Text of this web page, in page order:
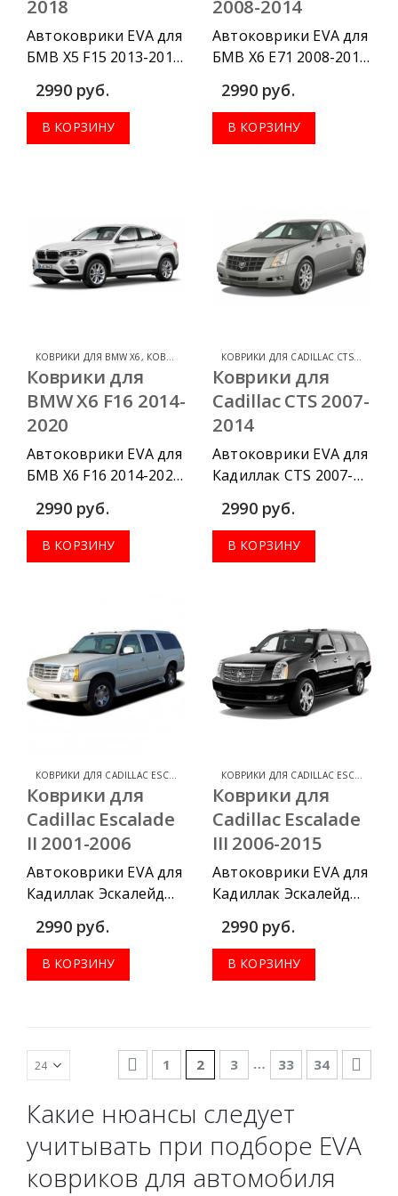
2018
Автоковрики EVA для
БМВ Х5 F15 2013-2018
приобрести в
комплектации:
водительский
2990 руб.
В КОРЗИНУ
2008-2014
Автоковрики EVA для
БМВ Х6 Е71 2008-2014
приобрести в
комплектации:
водительский
2990 руб.
В КОРЗИНУ
КОВРИКИ ДЛЯ BMW X6, КОВРИКИ ДЛЯ BMW
Коврики для
BMW X6 F16 2014-
2020
Автоковрики EVA для
БМВ Х6 F16 2014-2020
приобрести в
комплектации:
водительский
коврик в багажник.
2990 руб.
В КОРЗИНУ
КОВРИКИ ДЛЯ CADILLAC CTS
,
Коврики для
Cadillac CTS 2007-
2014
Автоковрики EVA для
Кадиллак CTS 2007-
приобрести в
комплектации:
водительский
коврик в багажник.
2990 руб.
В КОРЗИНУ
КОВРИКИ ДЛЯ CADILLAC ESCALADE КОВРИКИ ДЛЯ CADILLAC
Коврики для
Cadillac Escalade
II 2001-2006
Автоковрики EVA для
Кадиллак Эскалейд
2001-2006 г.в. можно
приобрести в
комплектации:
водительский
2990 руб.
В КОРЗИНУ
КОВРИКИ ДЛЯ CADILLAC ESCALADE
Коврики для
Cadillac Escalade
III 2006-2015
Автоковрики EVA для
Кадиллак Эскалейд
GMT900 2006-2015 г.в.
можно приобрести в
комплектации:
водительский
2990 руб.
В КОРЗИНУ
1 2 3 … 33 34
Какие нюансы следует
учитывать при подборе EVA
ковриков для автомобиля